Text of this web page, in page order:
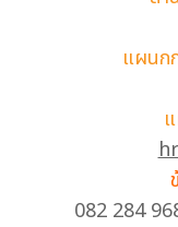
แผนก
082 284